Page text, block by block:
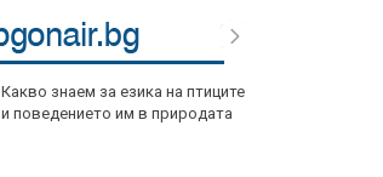
Какво знаем за езика на птиците
и поведението им в природата